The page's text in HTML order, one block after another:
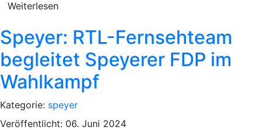
Weiterlesen
Speyer: RTL-Fernsehteam
begleitet Speyerer FDP im
Wahlkampf
Kategorie: speyer
Veröffentlicht: 06. Juni 2024